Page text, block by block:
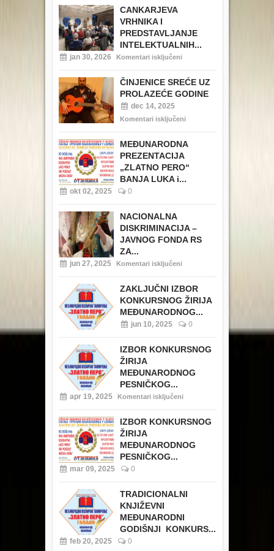
CANKARJEVA
VRHNIKA I
PREDSTAVLJANJE
INTELEKTUALNIH...
jan 30, 2026 Komentari isključeni
ČINJENICE SREĆE UZ
PROLAZEĆE GODINE
dec 14, 2025
Komentari isključeni
MEĐUNARODNA
PREZENTACIJA
„ZLATNO PERO“
BANJA LUKA i...
okt 02, 2025 0
NACIONALNA
DISKRIMINACIJA –
JAVNOG FONDA RS
ZA...
jun 27, 2025 Komentari isključeni
ZAKLJUČNI IZBOR
KONKURSNOG ŽIRIJA
MEĐUNARODNOG...
jun 10, 2025 0
IZBOR KONKURSNOG
ŽIRIJA
MEĐUNARODNOG
PESNIČKOG...
apr 19, 2025 Komentari isključeni
IZBOR KONKURSNOG
ŽIRIJA
MEĐUNARODNOG
PESNIČKOG...
mar 09, 2025 0
TRADICIONALNI
KNJIŽEVNI
MEĐUNARODNI
GODIŠNJI KONKURS...
feb 20, 2025 0